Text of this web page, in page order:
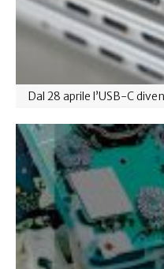
Dal 28 aprile l’USB-C